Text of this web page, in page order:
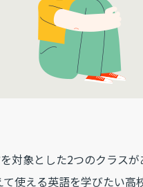
対象とした2つのクラスが
使える英語を学びたい高